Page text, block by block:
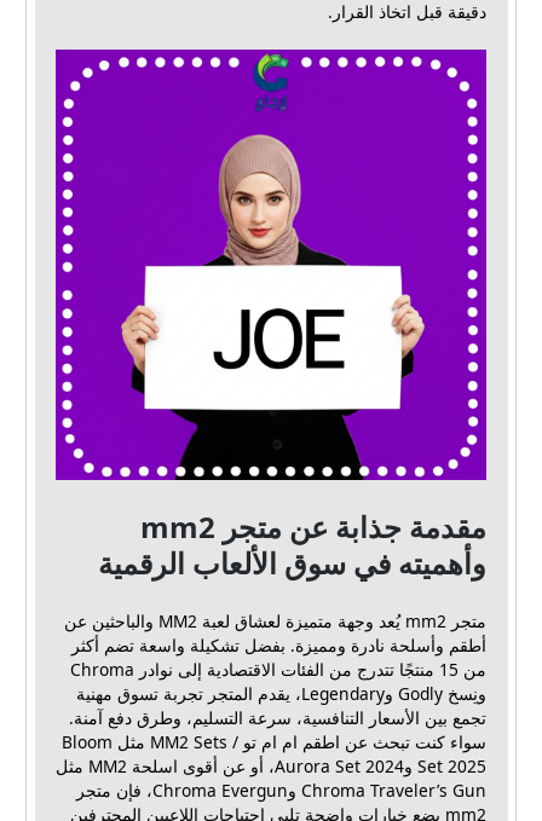
دقيقة قبل اتخاذ القرار.
مقدمة جذابة عن متجر mm2
وأهميته في سوق الألعاب الرقمية
متجر mm2 يُعد وجهة متميزة لعشاق لعبة MM2 والباحثين عن
أطقم وأسلحة نادرة ومميزة. بفضل تشكيلة واسعة تضم أكثر
من 15 منتجًا تتدرج من الفئات الاقتصادية إلى نوادر Chroma
ونِسخ Godly وLegendary، يقدم المتجر تجربة تسوق مهنية
تجمع بين الأسعار التنافسية، سرعة التسليم، وطرق دفع آمنة.
سواء كنت تبحث عن اطقم ام ام تو / MM2 Sets مثل Bloom
Set 2025 وAurora Set 2024، أو عن أقوى اسلحة MM2 مثل
Chroma Traveler’s Gun وChroma Evergun، فإن متجر
mm2 يضع خيارات واضحة تلبي احتياجات اللاعبين المحترفين